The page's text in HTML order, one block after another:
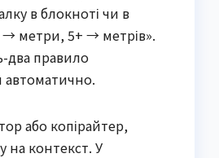
в блокноті чи в
→ метри, 5+ → метрів».
два правило
автоматично.
або копірайтер,
на контекст. У